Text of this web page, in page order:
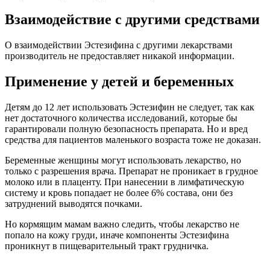
Взаимодействие с другими средствами
О взаимодействии Эстезифина с другими лекарствами
производитель не предоставляет никакой информации.
Применение у детей и беременных
Детям до 12 лет использовать Эстезифин не следует, так как
нет достаточного количества исследований, которые бы
гарантировали полную безопасность препарата. Но и вред
средства для пациентов маленького возраста тоже не доказан.
Беременные женщины могут использовать лекарство, но
только с разрешения врача. Препарат не проникает в грудное
молоко или в плаценту. При нанесении в лимфатическую
систему и кровь попадает не более 6% состава, они без
затруднений выводятся почками.
Но кормящим мамам важно следить, чтобы лекарство не
попало на кожу груди, иначе компоненты Эстезифина
проникнут в пищеварительный тракт грудничка.